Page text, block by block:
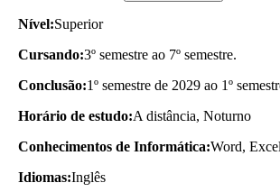
Nível:Superior
Cursando:3º semestre ao 7º semestre.
Conclusão:1º semestre de 2029 ao 1º
Horário de estudo:A distância, Noturno
Conhecimentos de Informática:Word,
Idiomas:Inglês